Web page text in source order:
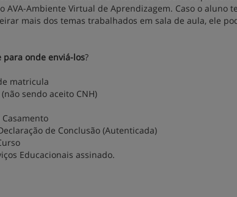
AVA-Ambiente Virtual de Aprendizagem. Caso o aluno
mais dos temas trabalhados em sala de aula, ele
para onde enviá-los?
matricula
sendo aceito CNH)
de Conclusão (Autenticada)
Educacionais assinado.